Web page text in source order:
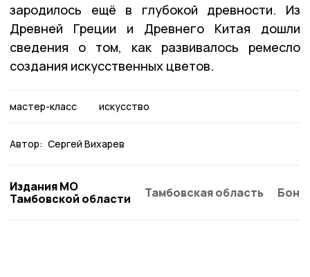
зародилось ещё в глубокой древности. Из
Древней Греции и Древнего Китая дошли
сведения о том, как развивалось ремесло
создания искусственных цветов.
мастер-класс искусство
Автор: Сергей Вихарев
Издания МО
Тамбовской области
Тамбовская область